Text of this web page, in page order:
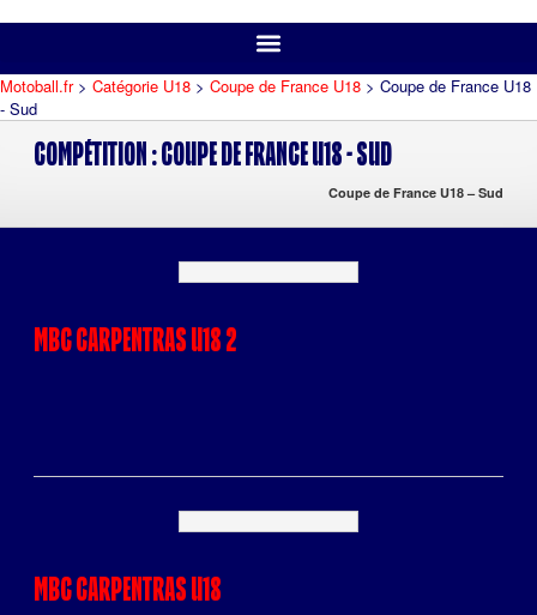
Motoball.fr> Catégorie U18 > Coupe de France U18 > Coupe de France U18
- Sud
Compétition :Coupe de France U18 - Sud
Coupe de France U18 – Sud
MBC CARPENTRAS U18 2
MBC CARPENTRAS U18